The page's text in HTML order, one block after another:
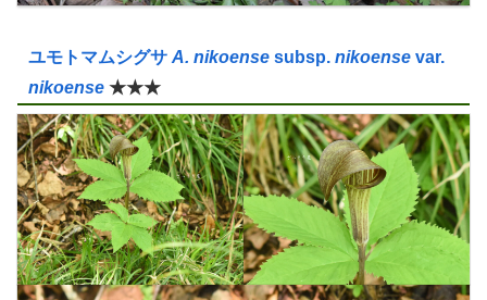
ユモトマムシグサ A. nikoense subsp. nikoense var.
nikoense ★★★